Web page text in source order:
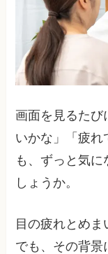
画面を見るたび
いかな」「疲れ
も、ずっと気
しょうか。
目の疲れとめま
でも、その背景